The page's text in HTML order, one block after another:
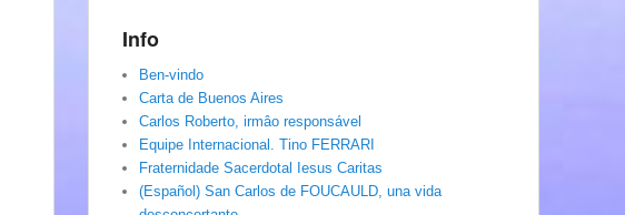
Info
Ben-vindo
Carta de Buenos Aires
Carlos Roberto, irmâo responsável
Equipe Internacional. Tino FERRARI
Fraternidade Sacerdotal Iesus Caritas
(Español) San Carlos de FOUCAULD, una vida